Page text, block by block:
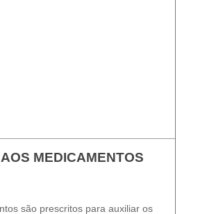
MEDICAMENTOS
são prescritos para auxiliar os